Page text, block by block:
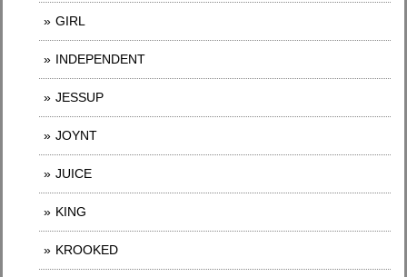
GIRL
INDEPENDENT
JESSUP
JOYNT
JUICE
KING
KROOKED